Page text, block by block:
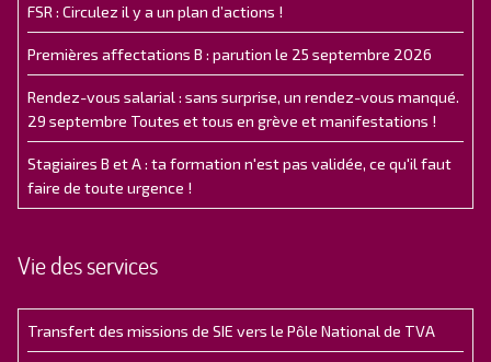
FSR : Circulez il y a un plan d’actions !
Premières affectations B : parution le 25 septembre 2026
Rendez-vous salarial : sans surprise, un rendez-vous manqué.
29 septembre Toutes et tous en grève et manifestations !
Stagiaires B et A : ta formation n'est pas validée, ce qu'il faut
faire de toute urgence !
Vie des services
Transfert des missions de SIE vers le Pôle National de TVA